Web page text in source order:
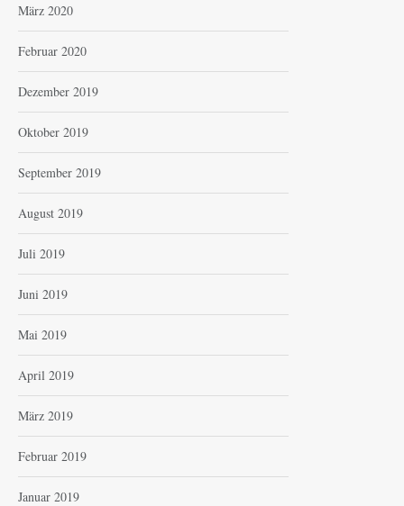
März 2020
Februar 2020
Dezember 2019
Oktober 2019
September 2019
August 2019
Juli 2019
Juni 2019
Mai 2019
April 2019
März 2019
Februar 2019
Januar 2019